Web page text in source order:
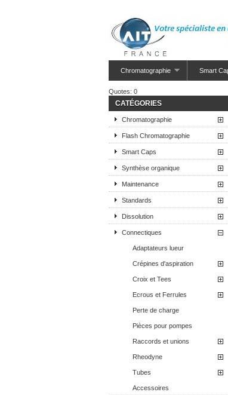
Chromatographie Smart
Quotes: 0
CATÉGORIES
Chromatographie
Flash Chromatographie
Smart Caps
Synthèse organique
Maintenance
Standards
Dissolution
Connectiques
Adaptateurs lueur
Crépines d'aspiration
Croix et Tees
Ecrous et Ferrules
Perte de charge
Pièces pour pompes
Raccords et unions
Rheodyne
Tubes
Accessoires